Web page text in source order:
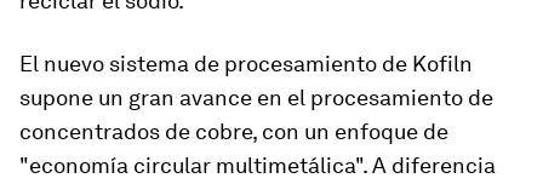
El nuevo sistema de procesamiento de Kofiln
supone un gran avance en el procesamiento de
concentrados de cobre, con un enfoque de
"economía circular multimetálica". A diferencia